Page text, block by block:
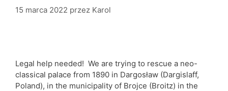
15 marca 2022 przez Karol
Legal help needed! We are trying to rescue a neo-
classical palace from 1890 in Dargosław (Dargislaff,
Poland), in the municipality of Brojce (Broitz) in the